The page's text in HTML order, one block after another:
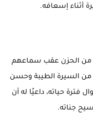
أثناء إسعافه.
من الحزن عقب سماعهم
من السيرة الطيبة وحسن
فترة حياته، داعيًا له أن
جناته.